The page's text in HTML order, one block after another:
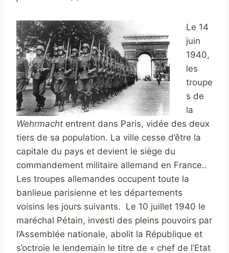
Le 14
juin
1940,
les
troupe
s de
la
Wehrmacht entrent dans Paris, vidée des deux
tiers de sa population. La ville cesse d’être la
capitale du pays et devient le siège du
commandement militaire allemand en France..
Les troupes allemandes occupent toute la
banlieue parisienne et les départements
voisins les jours suivants. Le 10 juillet 1940 le
maréchal Pétain, investi des pleins pouvoirs par
l’Assemblée nationale, abolit la République et
s’octroie le lendemain le titre de « chef de l’Etat